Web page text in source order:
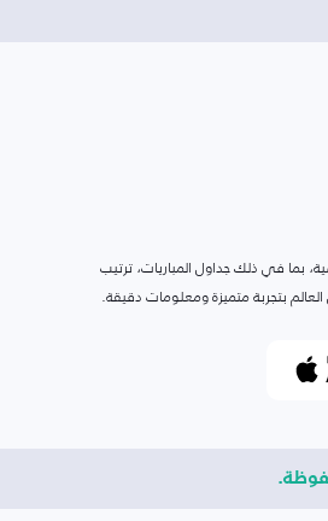
بما في ذلك جداول المباريات، ترتيب
بتجربة متميزة ومعلومات دقيقة.